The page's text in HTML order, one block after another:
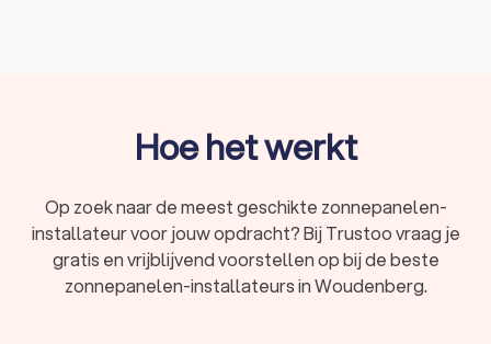
aansluiten van zonnepanelen op je dak en het
elektriciteitsnet. Een zonnepanelen-installateur in
optimale plaatsingsmethoden voor het hoogste
rendement;
veiligheidsrichtlijnen voor installatie.
Het inschakelen van een professionele installateur in
Woudenberg biedt je dan ook verschillende voordelen:
Hoe het werkt
Op zoek naar de meest geschikte zonnepanelen-
installateur voor jouw opdracht? Bij Trustoo vraag je
gratis en vrijblijvend voorstellen op bij de beste
zonnepanelen-installateurs in Woudenberg.